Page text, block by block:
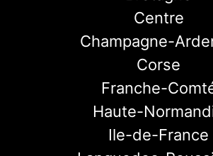
Centre
Champagne-
Corse
Franche-
Haute-
Ile-de-France